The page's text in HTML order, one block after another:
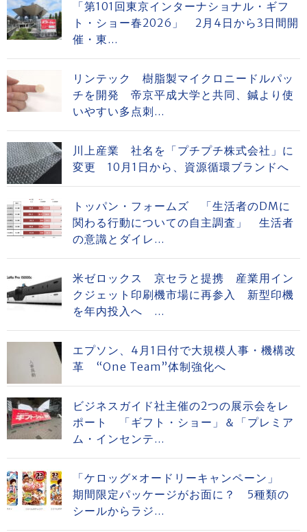
「第101回東京インターナショナル・ギフ
ト・ショー春2026」 2月4日から3日間開
催・東...
リンテック 樹脂製マイクロニードルパッ
チを開発 帝京平成大学と共同、鍼より使
いやすい多点刺...
川上産業 社名を「プチプチ株式会社」に
変更 10月1日から、資源循環ブランドへ
トッパン・フォームズ 「生活者のDMに
関わる行動についての自主調査」 生活者
の意識とダイレ...
米ゼロックス 京セラと提携 産業用イン
クジェット印刷機市場に再参入 新型印機
を年内投入へ ...
エプソン、4月1日付で大規模人事・機構改
革 “One Team”体制強化へ
ビジネスガイド社主催の2つの展示会をレ
ポート 「ギフト・ショー」＆「プレミア
ム・インセンテ...
「ケロッグ×オードリーキャンペーン」
期間限定パッケージがお面に？ 5種類の
シールからラジ...